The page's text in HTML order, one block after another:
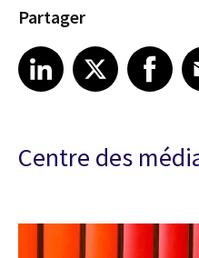
Partager
Share article on LinkedIn
LinkedIn
Share article on XShare article on
Centre des